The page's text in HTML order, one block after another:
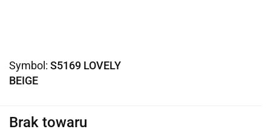
Symbol: S5169 LOVELY
BEIGE
Brak towaru